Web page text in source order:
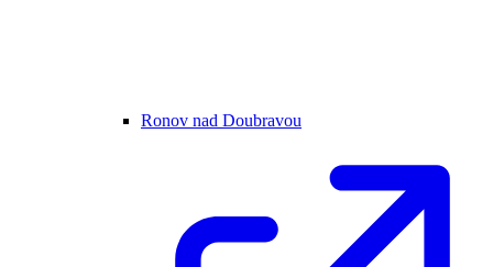
Ronov nad Doubravou